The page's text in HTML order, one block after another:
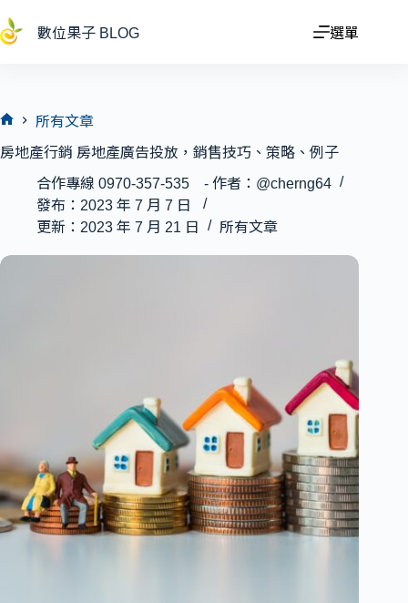
至
容
數位果子 BLOG 選單
頁
所有文章
房地產行銷 房地產廣告投放，銷售技巧、策略、例子
合作專線 0970-357-535 - 作者：@cherng64
發布：2023 年 7 月 7 日
更新：2023 年 7 月 21 日
所有文章